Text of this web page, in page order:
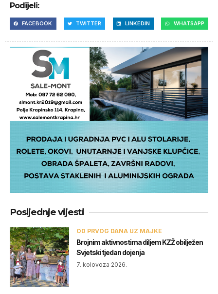
Podijeli:
FACEBOOK TWITTER LINKEDIN WHATSAPP
Posljednje vijesti
OD PRVOG DANA UZ MAJKE
Brojnim aktivnostima diljem KZŽ obilježen
Svjetski tjedan dojenja
7. kolovoza 2026.